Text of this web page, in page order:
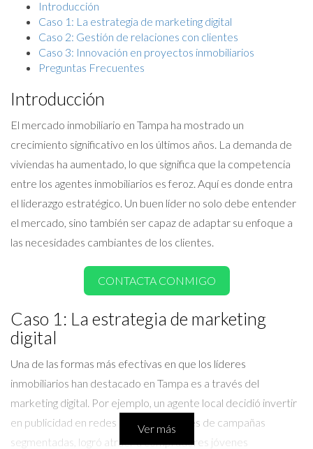
Introducción
Caso 1: La estrategia de marketing digital
Caso 2: Gestión de relaciones con clientes
Caso 3: Innovación en proyectos inmobiliarios
Preguntas Frecuentes
Introducción
El mercado inmobiliario en Tampa ha mostrado un
crecimiento significativo en los últimos años. La demanda de
viviendas ha aumentado, lo que significa que la competencia
entre los agentes inmobiliarios es feroz. Aquí es donde entra
el liderazgo estratégico. Un buen líder no solo debe entender
el mercado, sino también ser capaz de adaptar su enfoque a
las necesidades cambiantes de los clientes.
CONTACTA CONMIGO
Caso 1: La estrategia de marketing
digital
Una de las formas más efectivas en que los líderes
inmobiliarios han destacado en Tampa es a través del
marketing digital. Por ejemplo, un agente local decidió invertir
en publicidad en redes sociales. A través de campañas
segmentadas, logró atraer a compradores jóvenes
Ver más